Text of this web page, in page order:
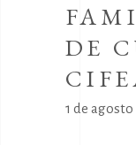
DE
1 de agosto